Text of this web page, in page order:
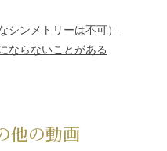
シンメトリーは不可）
ならないことがある
他の動画